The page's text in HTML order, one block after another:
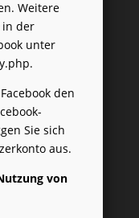
Weitere
in der
unter
.
den
Sie sich
aus.
von